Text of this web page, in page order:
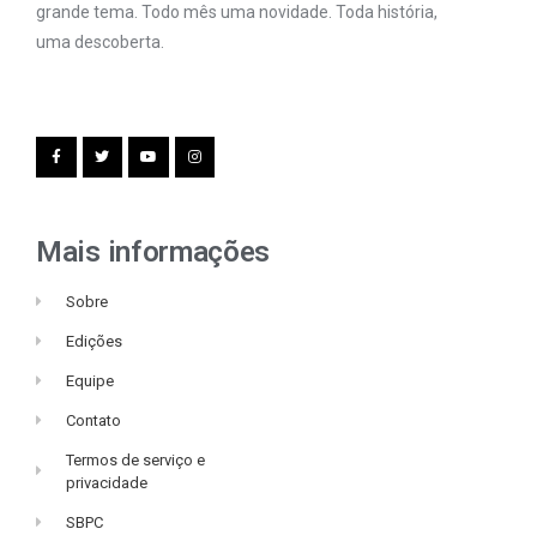
grande tema. Todo mês uma novidade. Toda história,
uma descoberta.
Mais informações
Sobre
Edições
Equipe
Contato
Termos de serviço e
privacidade
SBPC